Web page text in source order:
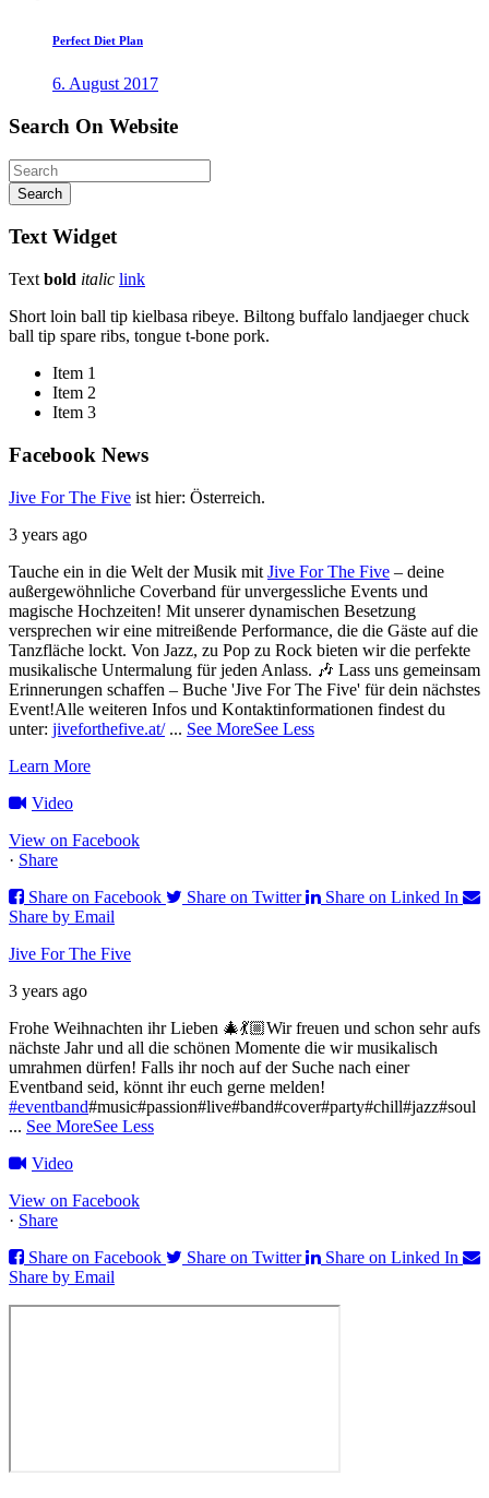
Perfect Diet Plan
6. August 2017
Search On Website
Search
Text Widget
Text bold italic link
Short loin ball tip kielbasa ribeye. Biltong buffalo landjaeger chuck
ball tip spare ribs, tongue t-bone pork.
Item 1
Item 2
Item 3
Facebook News
Jive For The Five ist hier: Österreich.
3 years ago
Tauche ein in die Welt der Musik mit Jive For The Five – deine
außergewöhnliche Coverband für unvergessliche Events und
magische Hochzeiten! Mit unserer dynamischen Besetzung
versprechen wir eine mitreißende Performance, die die Gäste auf die
Tanzfläche lockt. Von Jazz, zu Pop zu Rock bieten wir die perfekte
musikalische Untermalung für jeden Anlass. 🎶 Lass uns gemeinsam
Erinnerungen schaffen – Buche 'Jive For The Five' für dein nächstes
Event!Alle weiteren Infos und Kontaktinformationen findest du
unter: jiveforthefive.at/ ... See MoreSee Less
Learn More
Video
View on Facebook
· Share
Share on Facebook
Share on Twitter
Share on Linked In
Share by Email
Jive For The Five
3 years ago
Frohe Weihnachten ihr Lieben 🎄💃🏼Wir freuen und schon sehr aufs
nächste Jahr und all die schönen Momente die wir musikalisch
umrahmen dürfen! Falls ihr noch auf der Suche nach einer
Eventband seid, könnt ihr euch gerne melden!
#eventband#music#passion#live#band#cover#party#chill#jazz#soul
... See MoreSee Less
Video
View on Facebook
· Share
Share on Facebook
Share on Twitter
Share on Linked In
Share by Email